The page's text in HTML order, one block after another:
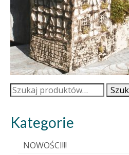
Szukaj:
Kategorie
NOWOŚCI!!!